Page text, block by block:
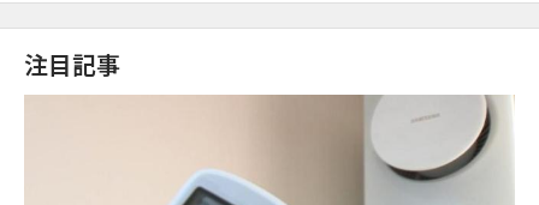
注目記事